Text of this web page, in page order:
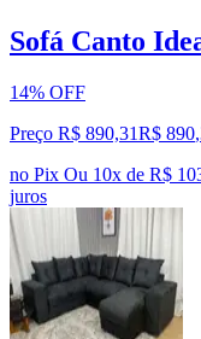
Sofá Canto
14% OFF
Preço R$ 890,31R$ 890,
no Pix Ou 10x de R$
juros